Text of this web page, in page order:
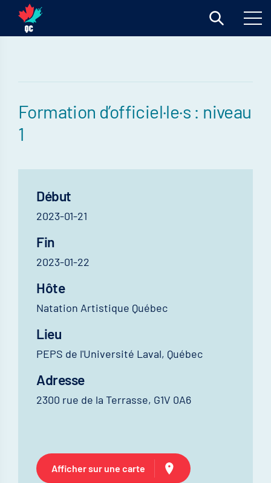
Formation d’officiel·le·s : niveau
1
Début
2023-01-21
Fin
2023-01-22
Hôte
Natation Artistique Québec
Lieu
PEPS de l'Université Laval, Québec
Adresse
2300 rue de la Terrasse, G1V 0A6
Afficher sur une carte